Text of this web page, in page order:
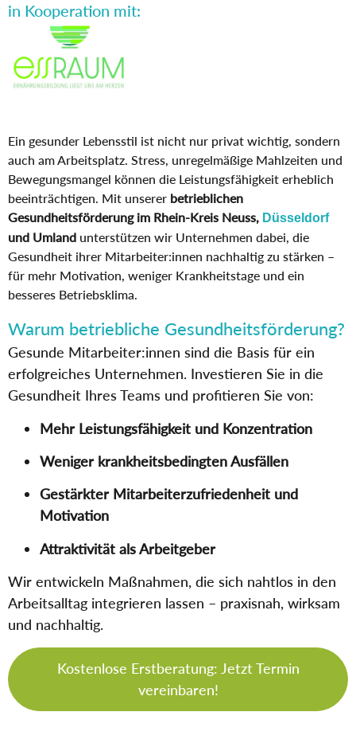
in Kooperation mit:
Ein gesunder Lebensstil ist nicht nur privat wichtig, sondern
auch am Arbeitsplatz. Stress, unregelmäßige Mahlzeiten und
Bewegungsmangel können die Leistungsfähigkeit erheblich
beeinträchtigen. Mit unserer betrieblichen
Gesundheitsförderung im Rhein-Kreis Neuss, Düsseldorf
und Umland unterstützen wir Unternehmen dabei, die
Gesundheit ihrer Mitarbeiter:innen nachhaltig zu stärken –
für mehr Motivation, weniger Krankheitstage und ein
besseres Betriebsklima.
Warum betriebliche Gesundheitsförderung?
Gesunde Mitarbeiter:innen sind die Basis für ein
erfolgreiches Unternehmen. Investieren Sie in die
Gesundheit Ihres Teams und profitieren Sie von:
Mehr Leistungsfähigkeit und Konzentration
Weniger krankheitsbedingten Ausfällen
Gestärkter Mitarbeiterzufriedenheit und
Motivation
Attraktivität als Arbeitgeber
Wir entwickeln Maßnahmen, die sich nahtlos in den
Arbeitsalltag integrieren lassen – praxisnah, wirksam
und nachhaltig.
Kostenlose Erstberatung: Jetzt Termin
vereinbaren!